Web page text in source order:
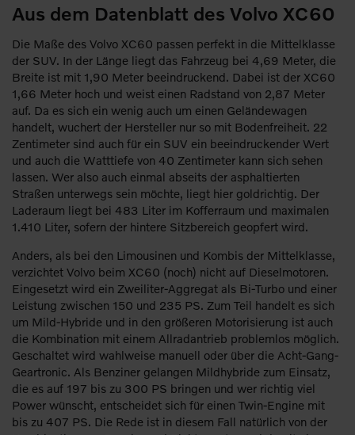
Aus dem Datenblatt des Volvo XC60
Die Maße des Volvo XC60 passen perfekt in die Mittelklasse
der SUV. In der Länge liegt das Fahrzeug bei 4,69 Meter, die
Breite ist mit 1,90 Meter beeindruckend. Dabei ist der XC60
1,66 Meter hoch und weist einen Radstand von 2,87 Meter
auf. Da es sich ein wenig auch um einen Geländewagen
handelt, wuchert der Hersteller nur so mit Bodenfreiheit. 22
Zentimeter sind auch für ein SUV ein beeindruckender Wert
und auch die Watttiefe von 40 Zentimeter kann sich sehen
lassen. Wer also auch einmal abseits der asphaltierten
Straßen unterwegs sein möchte, liegt hier goldrichtig. Der
Laderaum liegt bei 483 Liter im Kofferraum und maximalen
1.410 Liter, sofern der hintere Sitzbereich geopfert wird.
Anders, als bei den Limousinen und Kombis der Mittelklasse,
verzichtet Volvo beim XC60 (noch) nicht auf Dieselmotoren.
Eingesetzt wird ein Zweiliter-Aggregat als Bi-Turbo und einer
Leistung zwischen 150 und 235 PS. Zum Teil handelt es sich
um Mild-Hybride und in den größeren Motorisierung ist auch
die Kombination mit einem Allradantrieb problemlos möglich.
Geschaltet wird wahlweise manuell oder über die Acht-Gang-
Geartronic. Als Benziner gelangen Mildhybride zum Einsatz,
die es auf 197 bis zu 300 PS bringen und wer richtig viel
Power wünscht, entscheidet sich für einen Twin-Engine mit
bis zu 407 PS. Die Rede ist in diesem Fall natürlich von der